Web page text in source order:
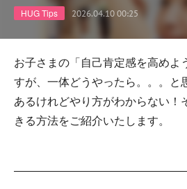
HUG Tips 2026.04.10 00:25
お子さまの「自己肯定感を高めよ
すが、一体どうやったら。。。と
あるけれどやり方がわからない！
きる方法をご紹介いたします。